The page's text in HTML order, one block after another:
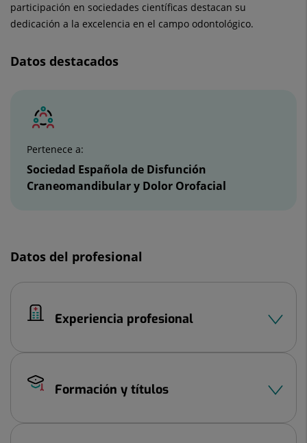
participación en sociedades científicas destacan su
dedicación a la excelencia en el campo odontológico.
Datos destacados
Pertenece a:
Sociedad Española de Disfunción
Craneomandibular y Dolor Orofacial
Datos del profesional
Experiencia profesional
Formación y títulos